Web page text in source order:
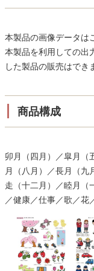
本製品の画像データは
本製品を利用しての出
した製品の販売はでき
商品構成
卯月（四月）／皐月（
月（八月）／長月（九
走（十二月）／睦月（
／健康／仕事／歌／花